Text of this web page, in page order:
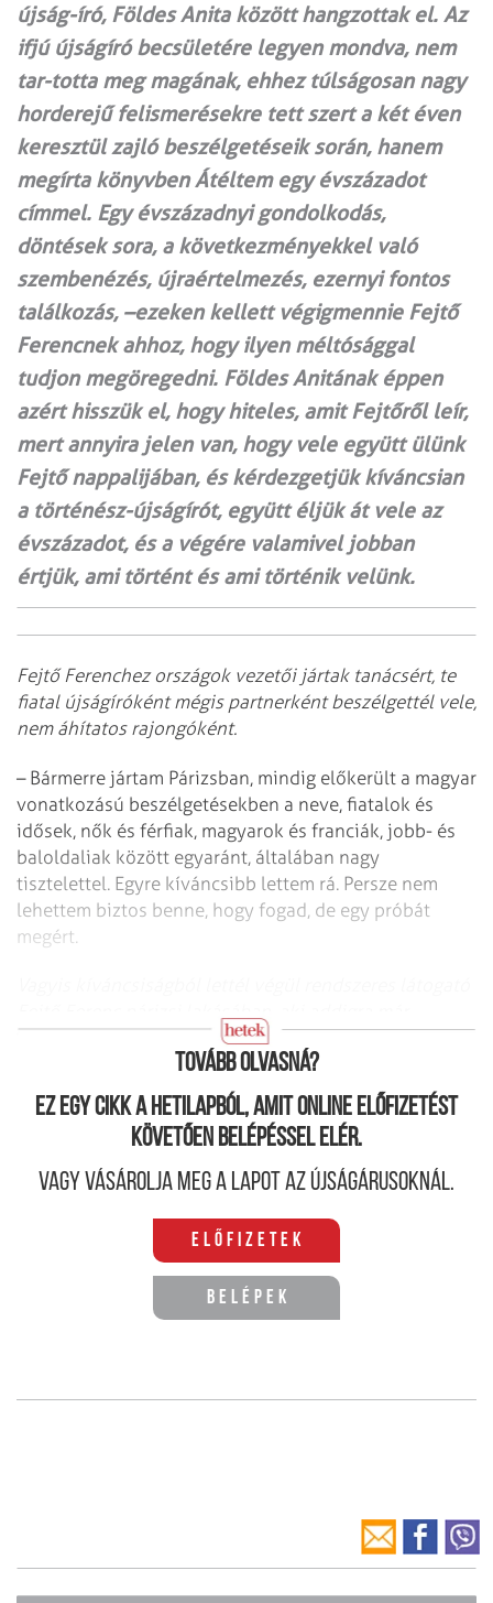
újság-író, Földes Anita között hangzottak el. Az
ifjú újságíró becsületére legyen mondva, nem
tar-totta meg magának, ehhez túlságosan nagy
horderejű felismerésekre tett szert a két éven
keresztül zajló beszélgetéseik során, hanem
megírta könyvben Átéltem egy évszázadot
címmel. Egy évszázadnyi gondolkodás,
döntések sora, a következményekkel való
szembenézés, újraértelmezés, ezernyi fontos
találkozás, –ezeken kellett végigmennie Fejtő
Ferencnek ahhoz, hogy ilyen méltósággal
tudjon megöregedni. Földes Anitának éppen
azért hisszük el, hogy hiteles, amit Fejtőről leír,
mert annyira jelen van, hogy vele együtt ülünk
Fejtő nappalijában, és kérdezgetjük kíváncsian
a történész-újságírót, együtt éljük át vele az
évszázadot, és a végére valamivel jobban
értjük, ami történt és ami történik velünk.
Fejtő Ferenchez országok vezetői jártak tanácsért, te
fiatal újságíróként mégis partnerként beszélgettél vele,
nem áhítatos rajongóként.
– Bármerre jártam Párizsban, mindig előkerült a magyar
vonatkozású beszélgetésekben a neve, fiatalok és
idősek, nők és férfiak, magyarok és franciák, jobb- és
baloldaliak között egyaránt, általában nagy
tisztelettel. Egyre kíváncsibb lettem rá. Persze nem
lehettem biztos benne, hogy fogad, de egy próbát
megért.
özvegyként élt, és a fia segítségével látta el magát?
Tovább olvasná?
Ez egy cikk a hetilapból, amit online előfizetést
követően belépéssel elér.
Vagy vásárolja meg a lapot az újságárusoknál.
Előfizetek
Belépek